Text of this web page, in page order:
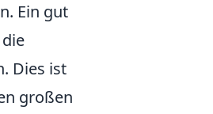
Ein gut
Dies ist
großen